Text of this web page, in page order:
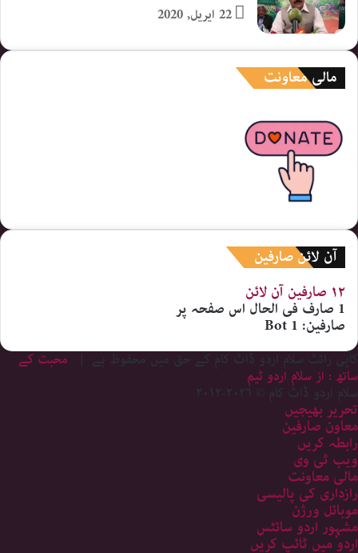
22 اپریل, 2020
مالی معاونت
آن لائن صارفین
۱۲ صارفین
آن لائن
1 صارف فی الحال اس صفحہ پر
صارفین: 1 Bot
کاپی رائٹ سلام اردو ڈاٹ کام کے حق میں محفوظ ہے |
محبت کے
ساتھ : از سلام اردو ٹیم
سلام اردو ڈاٹ کام © ۲۰۲۶-۲۰۱۲
تحریر بھیجیں
معاون صارفین
رابطہ کریں
ویب ٹی وی
مالی معاونت
رازداری کی پالیسی
موبائل ورژن
مشہور اردو سائٹس
اردو میں ٹائپ کریں